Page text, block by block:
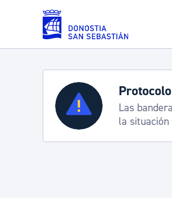
Saltar al contenido principal
Servicios
Padrón y asuntos
Las
la situación